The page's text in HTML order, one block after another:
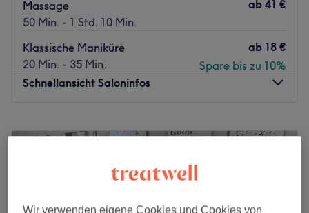
Massage
50 Min. - 1 Std. 10 Min.
ab 41 €
Klassische Maniküre
20 Min. - 35 Min.
ab 18 €
Spare bis zu 10%
Schnellansicht Saloninfos
Dienstag
10:00–19:30
Samstag
10:00
Wir verwenden eigene Cookies und Cookies von